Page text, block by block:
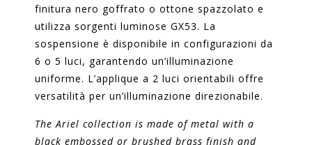
finitura nero goffrato o ottone spazzolato e
utilizza sorgenti luminose GX53. La
sospensione è disponibile in configurazioni da
6 o 5 luci, garantendo un’illuminazione
uniforme. L’applique a 2 luci orientabili offre
versatilità per un’illuminazione direzionabile.
The Ariel collection is made of metal with a
black embossed or brushed brass finish and